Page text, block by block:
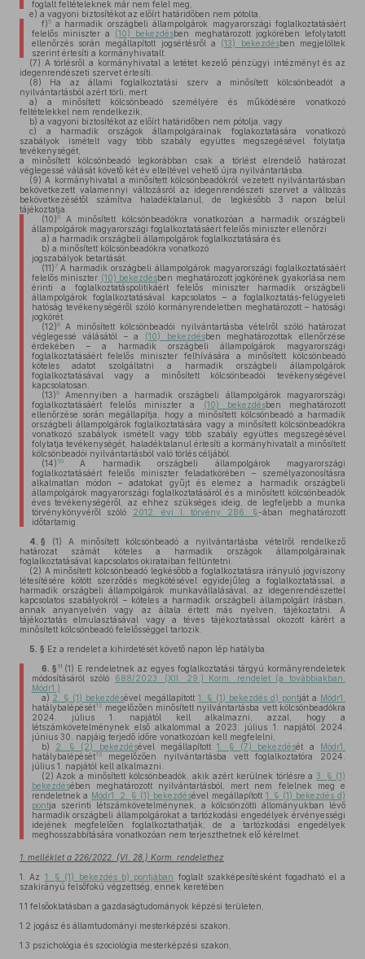
foglalt feltételeknek már nem felel meg,
e) a vagyoni biztosítékot az előírt határidőben nem pótolta,
f)5a harmadik országbeli állampolgárok magyarországi foglalkoztatásáért
felelős miniszter a (10) bekezdésben meghatározott jogkörében lefolytatott
ellenőrzés során megállapított jogsértésről a (13) bekezdésben megjelöltek
szerint értesíti a kormányhivatalt.
(7) A törlésről a kormányhivatal a letétet kezelő pénzügyi intézményt és az
idegenrendészeti szervet értesíti.
(8) Ha az állami foglalkoztatási szerv a minősített kölcsönbeadót a
nyilvántartásból azért törli, mert
a) a minősített kölcsönbeadó személyére és működésére vonatkozó
feltételekkel nem rendelkezik,
b) a vagyoni biztosítékot az előírt határidőben nem pótolja, vagy
c) a harmadik országok állampolgárainak foglakoztatására vonatkozó
szabályok ismételt vagy több szabály együttes megszegésével folytatja
tevékenységét,
a minősített kölcsönbeadó legkorábban csak a törlést elrendelő határozat
véglegessé válását követő két év elteltével vehető újra nyilvántartásba.
(9) A kormányhivatal a minősített kölcsönbeadókról vezetett nyilvántartásban
bekövetkezett valamennyi változásról az idegenrendészeti szervet a változás
bekövetkezésétől számítva haladéktalanul, de legkésőbb 3 napon belül
tájékoztatja.
(10)6A minősített kölcsönbeadókra vonatkozóan a harmadik országbeli
állampolgárok magyarországi foglalkoztatásáért felelős miniszter ellenőrzi
a) a harmadik országbeli állampolgárok foglalkoztatására és
b) a minősített kölcsönbeadókra vonatkozó
jogszabályok betartását.
(11)7A harmadik országbeli állampolgárok magyarországi foglalkoztatásáért
felelős miniszter (10) bekezdésben meghatározott jogkörének gyakorlása nem
érinti a foglalkoztatáspolitikáért felelős miniszter harmadik országbeli
állampolgárok foglalkoztatásával kapcsolatos – a foglalkoztatás-felügyeleti
hatóság tevékenységéről szóló kormányrendeletben meghatározott – hatósági
jogkörét.
(12)8A minősített kölcsönbeadói nyilvántartásba vételről szóló határozat
véglegessé válásától – a (10) bekezdésben meghatározottak ellenőrzése
érdekében – a harmadik országbeli állampolgárok magyarországi
foglalkoztatásáért felelős miniszter felhívására a minősített kölcsönbeadó
köteles adatot szolgáltatni a harmadik országbeli állampolgárok
foglalkoztatásával vagy a minősített kölcsönbeadói tevékenységével
kapcsolatosan.
(13)9Amennyiben a harmadik országbeli állampolgárok magyarországi
foglalkoztatásáért felelős miniszter a
(10) bekezdésben meghatározott
ellenőrzése során megállapítja, hogy a minősített kölcsönbeadó a harmadik
országbeli állampolgárok foglalkoztatására vagy a minősített kölcsönbeadókra
vonatkozó szabályok ismételt vagy több szabály együttes megszegésével
folytatja tevékenységét, haladéktalanul értesíti a kormányhivatalt a minősített
kölcsönbeadói nyilvántartásból való törlés céljából.
(14) 10A harmadik országbeli állampolgárok magyarországi
foglalkoztatásáért felelős miniszter feladatkörében – személyazonosításra
alkalmatlan módon – adatokat gyűjt és elemez a harmadik országbeli
állampolgárok magyarországi foglalkoztatásáról és a minősített kölcsönbeadók
éves tevékenységéről, az ehhez szükséges ideig, de legfeljebb a munka
törvénykönyvéről szóló
2012. évi I. törvény 286. §-ában meghatározott
időtartamig.
4. § (1) A minősített kölcsönbeadó a nyilvántartásba vételről rendelkező
határozat számát köteles a harmadik országok állampolgárainak
foglalkoztatásával kapcsolatos okirataiban feltüntetni.
(2) A minősített kölcsönbeadó legkésőbb a foglalkoztatásra irányuló jogviszony
létesítésére kötött szerződés megkötésével egyidejűleg a foglalkoztatással, a
harmadik országbeli állampolgárok munkavállalásával, az idegenrendészettel
kapcsolatos szabályokról – köteles a harmadik országbeli állampolgárt írásban,
annak anyanyelvén vagy az általa értett más nyelven, tájékoztatni. A
tájékoztatás elmulasztásával vagy a téves tájékoztatással okozott kárért a
minősített kölcsönbeadó felelősséggel tartozik.
5. § Ez a rendelet a kihirdetését követő napon lép hatályba.
6. § 11 (1) E rendeletnek az egyes foglalkoztatási tárgyú kormányrendeletek
módosításáról szóló
688/2023. (XII. 29.) Korm. rendelet (a továbbiakban:
Módr1.)
a) 2. § (1) bekezdésével megállapított1. § (1) bekezdés d) pontját a Módr1.
hatálybalépését12 megelőzően minősített nyilvántartásba vett kölcsönbeadókra
2024. július 1. napjától kell alkalmazni, azzal, hogy a
létszámkövetelménynek első alkalommal a 2023. július 1. napjától 2024.
június 30. napjáig terjedő időre vonatkozóan kell megfelelni,
b)
2. § (2) bekezdésével megállapított1. § (7) bekezdését a Módr1.
hatálybalépését13megelőzően nyilvántartásba vett foglalkoztatóra 2024.
július 1. napjától kell alkalmazni.
(2) Azok a minősített kölcsönbeadók, akik azért kerülnek törlésre a3. § (1)
bekezdésében meghatározott nyilvántartásból, mert nem felelnek meg e
rendeletnek a Módr1. 2. § (1) bekezdésével megállapított 1. § (1) bekezdés d)
pontja szerinti létszámkövetelménynek, a kölcsönzötti állományukban lévő
harmadik országbeli állampolgárokat a tartózkodási engedélyek érvényességi
idejének megfelelően foglalkoztathatják, de a tartózkodási engedélyek
meghosszabbítására vonatkozóan nem terjeszthetnek elő kérelmet.
1. melléklet a 226/2022. (VI. 28.) Korm. rendelethez
1.
Az 1. § (1) bekezdés b) pontjában foglalt szakképesítésként fogadható el a
szakirányú felsőfokú végzettség, ennek keretében
1.1 felsőoktatásban a gazdaságtudományok képzési területen,
1.2 jogász és államtudományi mesterképzési szakon,
1.3 pszichológia és szociológia mesterképzési szakon,